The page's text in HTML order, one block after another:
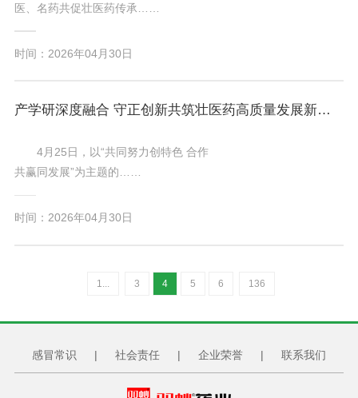
医、名药共促壮医药传承……
时间：2026年04月30日
产学研深度融合 守正创新共筑壮医药高质量发展新征程
4月25日，以“共同努力创特色 合作
共赢同发展”为主题的……
时间：2026年04月30日
1... 3 4 5 6 136
感冒常识 | 社会责任 | 企业荣誉 | 联系我们